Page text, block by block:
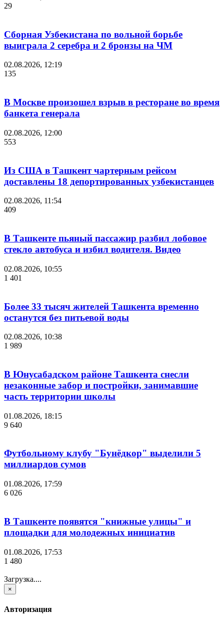
29
Сборная Узбекистана по вольной борьбе
выиграла 2 серебра и 2 бронзы на ЧМ
02.08.2026, 12:19
135
В Москве произошел взрыв в ресторане во время
банкета генерала
02.08.2026, 12:00
553
Из США в Ташкент чартерным рейсом
доставлены 18 депортированных узбекистанцев
02.08.2026, 11:54
409
В Ташкенте пьяный пассажир разбил лобовое
стекло автобуса и избил водителя. Видео
02.08.2026, 10:55
1 401
Более 33 тысяч жителей Ташкента временно
останутся без питьевой воды
02.08.2026, 10:38
1 989
В Юнусабадском районе Ташкента снесли
незаконные забор и постройки, занимавшие
часть территории школы
01.08.2026, 18:15
9 640
Футбольному клубу "Бунёдкор" выделили 5
миллиардов сумов
01.08.2026, 17:59
6 026
В Ташкенте появятся "книжные улицы" и
площадки для молодежных инициатив
01.08.2026, 17:53
1 480
Загрузка....
×
Авторизация